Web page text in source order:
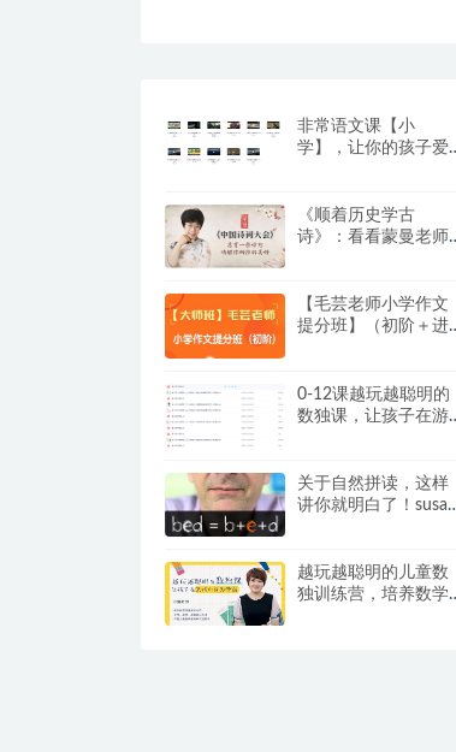
非常语文课【小
学】，让你的孩子爱
《顺着历史学古
诗》：看看蒙曼老师
【毛芸老师小学作文
提分班】（初阶＋进
心打造
0-12课越玩越聪明的
数独课，让孩子在游
关于自然拼读，这样
讲你就明白了！susan
越玩越聪明的儿童数
独训练营，培养数学